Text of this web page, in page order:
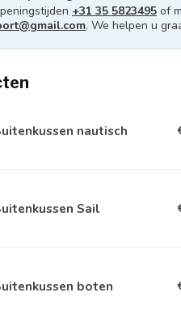
+31 35 5823495 of
. We helpen u
nautisch
Sail
boten